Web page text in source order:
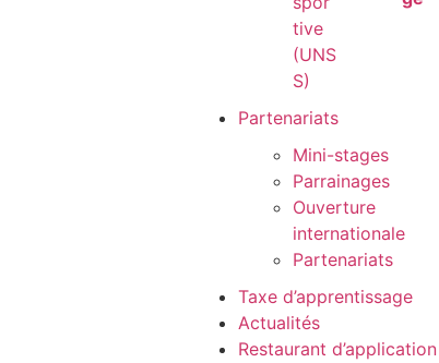
tive
(UNS
S)
Partenariats
Mini-stages
Parrainages
Ouverture
internationale
Partenariats
Taxe d’apprentissage
Actualités
Restaurant d’application